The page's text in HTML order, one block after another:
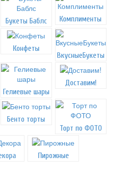
Букеты Баблс Комплименты
Конфеты
ВкусныеБукеты
Гелиевые шары
Доставим!
Бенто торты
Торт по ФОТО
Пирожные